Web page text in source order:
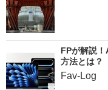
FPが解説
方法とは？
Fav-Log